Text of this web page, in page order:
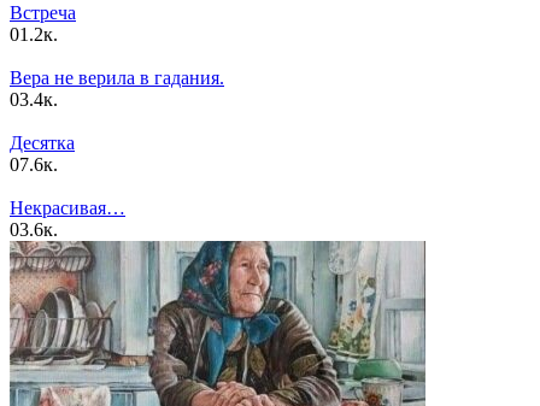
Встреча
01.2к.
Вера не верила в гадания.
03.4к.
Десятка
07.6к.
Некрасивая…
03.6к.